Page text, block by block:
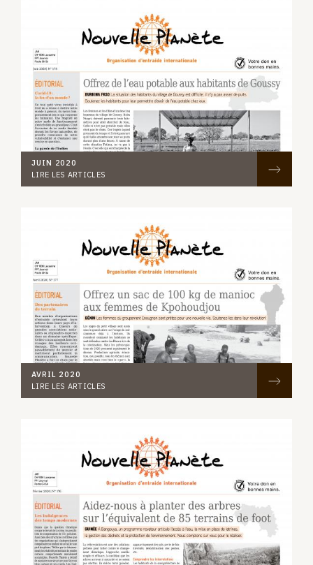
JUIN 2020
LIRE LES ARTICLES
AVRIL 2020
LIRE LES ARTICLES